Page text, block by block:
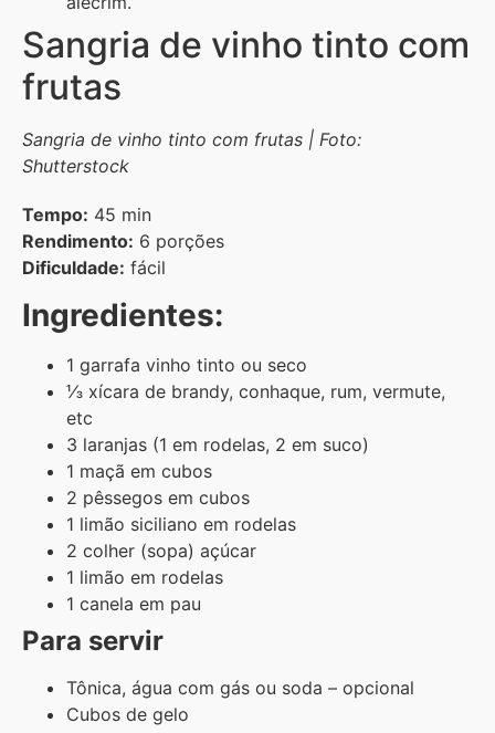
Sangria de vinho tinto com
frutas
Sangria de vinho tinto com frutas | Foto:
Shutterstock
Tempo: 45 min
Rendimento: 6 porções
Dificuldade: fácil
Ingredientes:
1 garrafa vinho tinto ou seco
⅓ xícara de brandy, conhaque, rum, vermute,
etc
3 laranjas (1 em rodelas, 2 em suco)
1 maçã em cubos
2 pêssegos em cubos
1 limão siciliano em rodelas
2 colher (sopa) açúcar
1 limão em rodelas
1 canela em pau
Para servir
Tônica, água com gás ou soda – opcional
Cubos de gelo